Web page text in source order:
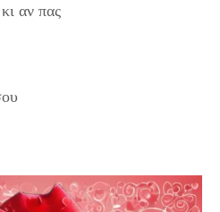
αν πας